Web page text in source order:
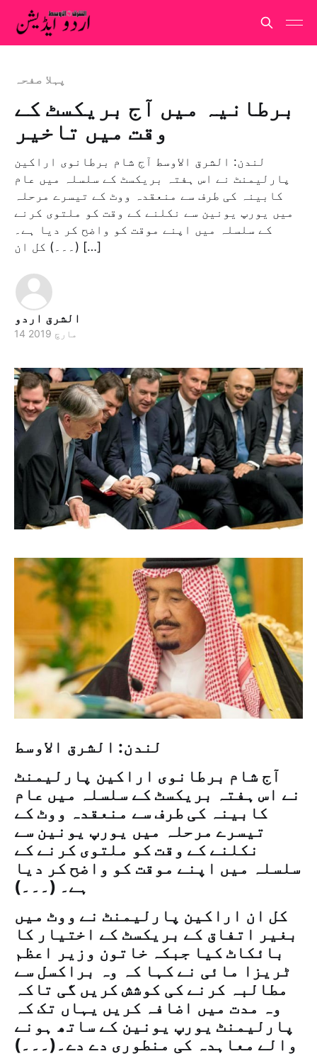
پہلا صفحہ
برطانیہ میں آج بریکسٹ کے
وقت میں تاخیر
لندن: الشرق الاوسط آج شام برطانوی اراکین
پارلیمنٹ نے اس ہفتہ بریکسٹ کے سلسلہ میں عام
کابینہ کی طرف سے منعقدہ ووٹ کے تیسرے مرحلہ
میں یورپ یونین سے نکلنے کے وقت کو ملتوی کرنے
کے سلسلہ میں اپنے موقت کو واضح کر دیا ہے۔
(۔۔۔) کل ان […]
الشرق اردو
14 مارچ 2019
لندن: الشرق الاوسط
آج شام برطانوی اراکین پارلیمنٹ
نے اس ہفتہ بریکسٹ کے سلسلہ میں عام
کابینہ کی طرف سے منعقدہ ووٹ کے
تیسرے مرحلہ میں یورپ یونین سے
نکلنے کے وقت کو ملتوی کرنے کے
سلسلہ میں اپنے موقت کو واضح کر دیا
ہے۔ (۔۔۔)
کل ان اراکین پارلیمنٹ نے ووٹ میں
بغیر اتفاق کے بریکسٹ کے اختیار کا
بائکاٹ کیا جبکہ خاتون وزیر اعظم
ٹریزا مائی نے کہا کہ وہ براکسل سے
مطالبہ کرنے کی کوشش کریں گی تاکہ
وہ مدت میں اضافہ کریں یہاں تک کہ
پارلیمنٹ یورپ یونین کے ساتھ ہونے
والے معاہدہ کی منطوری دے دے۔(۔۔۔)